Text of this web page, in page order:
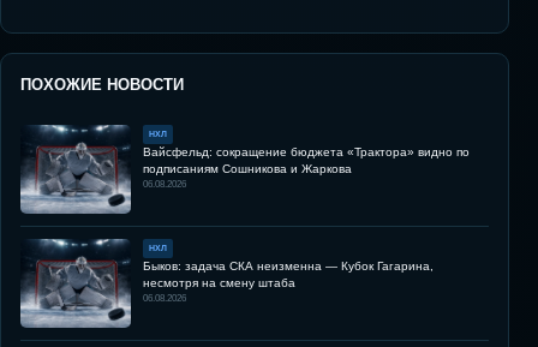
ПОХОЖИЕ НОВОСТИ
НХЛ
Вайсфельд: сокращение бюджета «Трактора» видно по
подписаниям Сошникова и Жаркова
06.08.2026
НХЛ
Быков: задача СКА неизменна — Кубок Гагарина,
несмотря на смену штаба
06.08.2026